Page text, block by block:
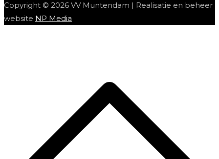
Copyright © 2026 VV Muntendam | Realisatie en beheer
website NP Media